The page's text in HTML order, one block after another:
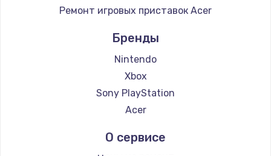
Ремонт игровых приставок Acer
Бренды
Nintendo
Xbox
Sony PlayStation
Acer
О сервисе